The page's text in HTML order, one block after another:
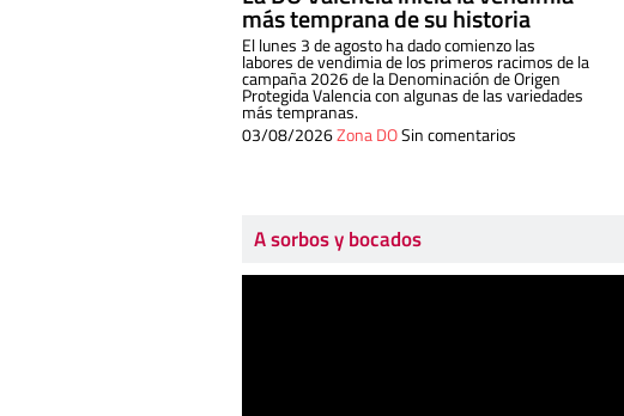
más temprana de su historia
El lunes 3 de agosto ha dado comienzo las
labores de vendimia de los primeros racimos de la
campaña 2026 de la Denominación de Origen
Protegida Valencia con algunas de las variedades
más tempranas.
03/08/2026Zona DOSin comentarios
A sorbos y bocados